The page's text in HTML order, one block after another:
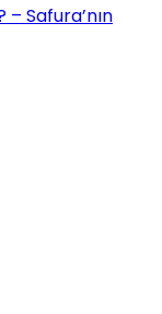
– Safura’nın